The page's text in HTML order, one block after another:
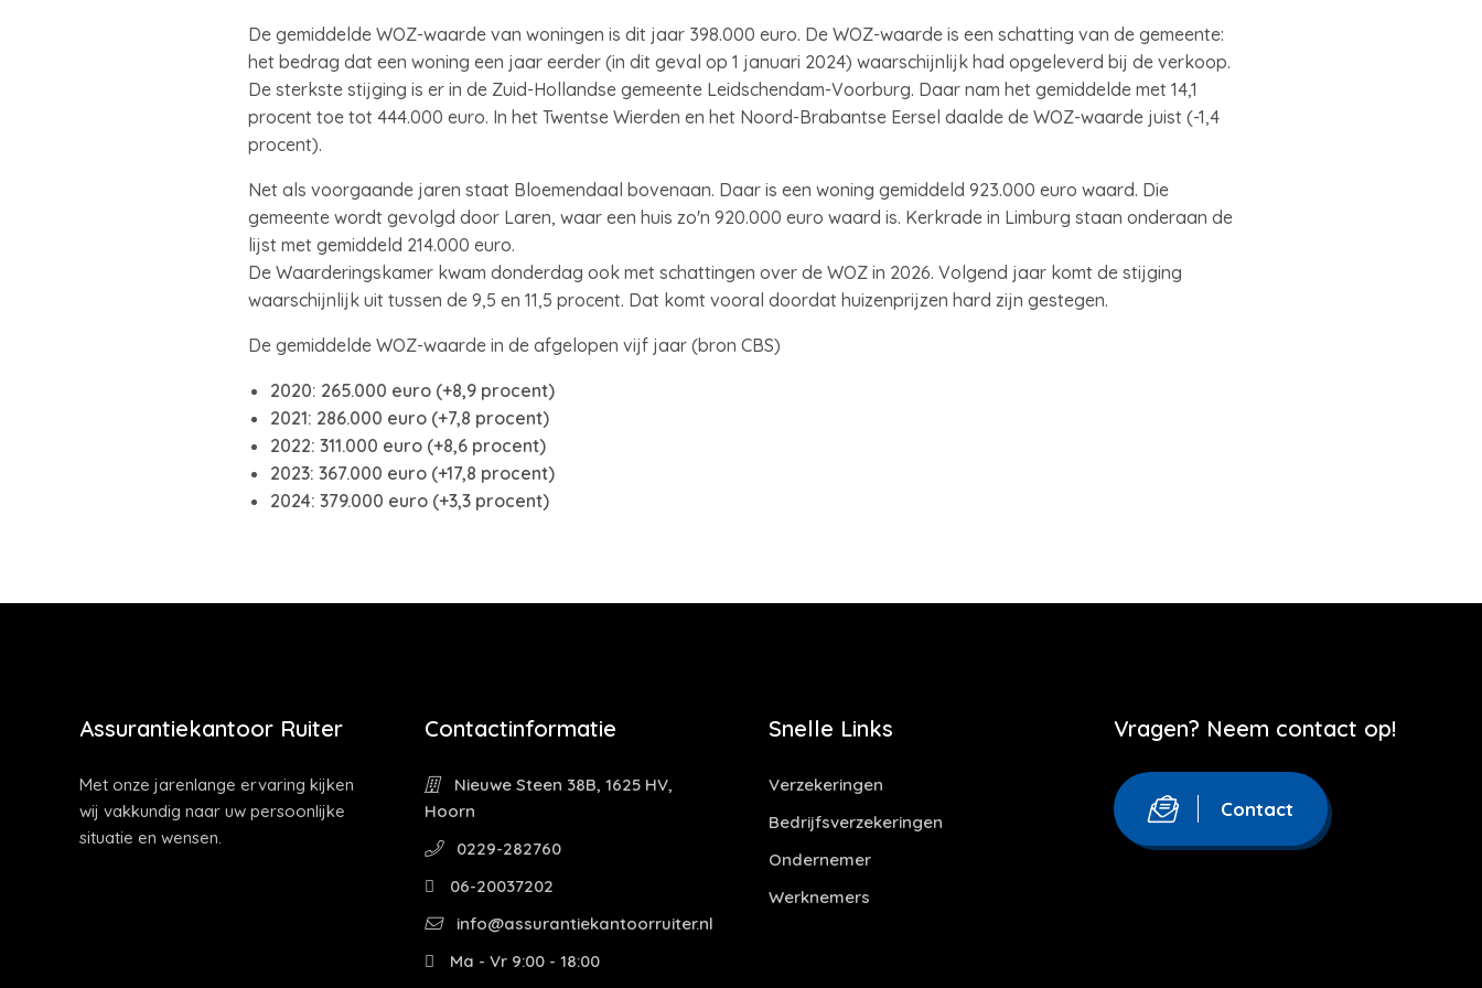
De gemiddelde WOZ-waarde van woningen is dit jaar 398.000 euro. De WOZ-waarde is een schatting van de gemeente:
het bedrag dat een woning een jaar eerder (in dit geval op 1 januari 2024) waarschijnlijk had opgeleverd bij de verkoop.
De sterkste stijging is er in de Zuid-Hollandse gemeente Leidschendam-Voorburg. Daar nam het gemiddelde met 14,1
procent toe tot 444.000 euro. In het Twentse Wierden en het Noord-Brabantse Eersel daalde de WOZ-waarde juist (-1,4
procent).
Net als voorgaande jaren staat Bloemendaal bovenaan. Daar is een woning gemiddeld 923.000 euro waard. Die
gemeente wordt gevolgd door Laren, waar een huis zo'n 920.000 euro waard is. Kerkrade in Limburg staan onderaan de
lijst met gemiddeld 214.000 euro.
De Waarderingskamer kwam donderdag ook met schattingen over de WOZ in 2026. Volgend jaar komt de stijging
waarschijnlijk uit tussen de 9,5 en 11,5 procent. Dat komt vooral doordat huizenprijzen hard zijn gestegen.
De gemiddelde WOZ-waarde in de afgelopen vijf jaar (bron CBS)
2020: 265.000 euro (+8,9 procent)
2021: 286.000 euro (+7,8 procent)
2022: 311.000 euro (+8,6 procent)
2023: 367.000 euro (+17,8 procent)
2024: 379.000 euro (+3,3 procent)
Assurantiekantoor Ruiter
Met onze jarenlange ervaring kijken
wij vakkundig naar uw persoonlijke
situatie en wensen.
Contactinformatie
Nieuwe Steen 38B, 1625 HV,
Hoorn
0229-282760
06-20037202
info@assurantiekantoorruiter.nl
Ma - Vr 9:00 - 18:00
Snelle Links
Verzekeringen
Bedrijfsverzekeringen
Ondernemer
Werknemers
Vragen? Neem contact op!
Contact